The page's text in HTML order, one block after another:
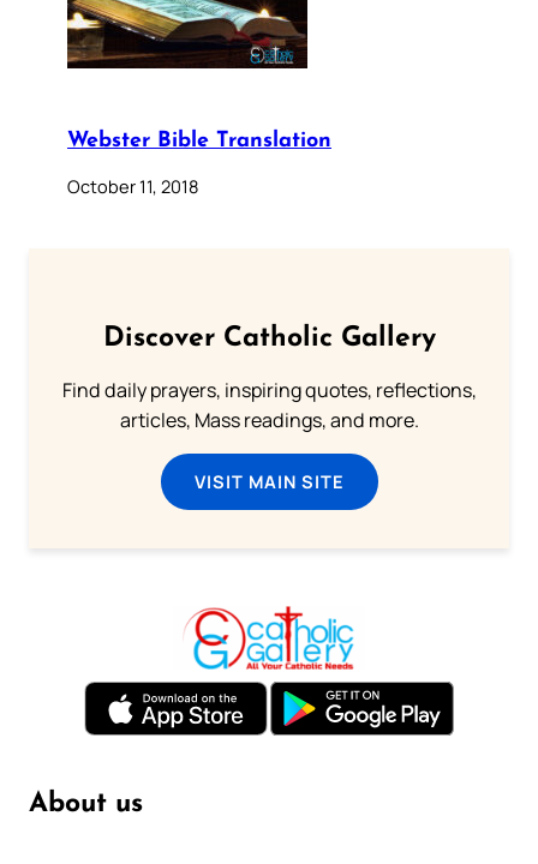
Webster Bible Translation
October 11, 2018
Discover Catholic Gallery
Find daily prayers, inspiring quotes, reflections,
articles, Mass readings, and more.
VISIT MAIN SITE
About us